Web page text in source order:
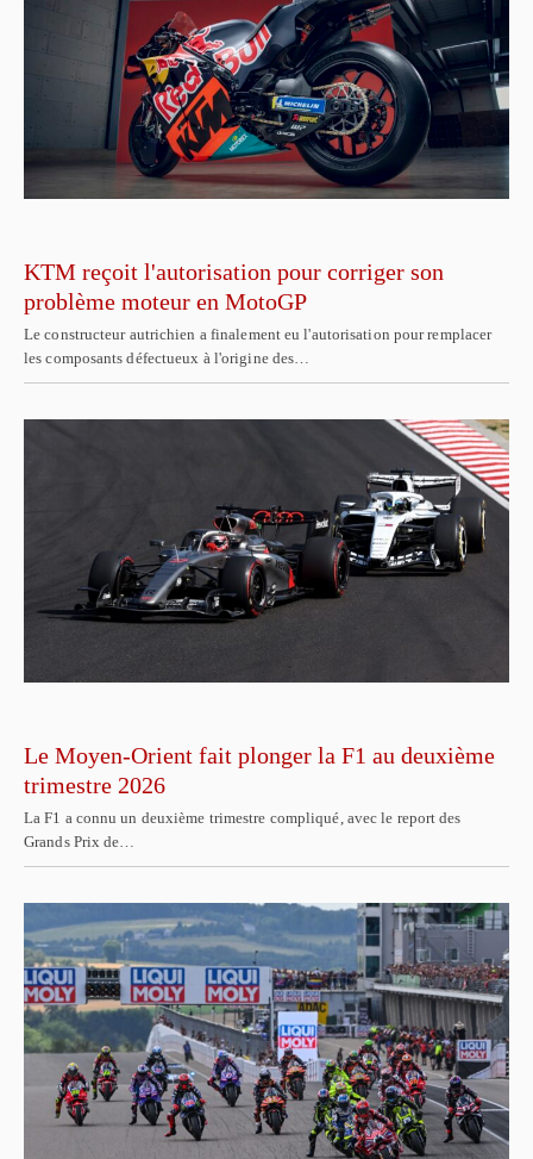
KTM reçoit l'autorisation pour corriger son
problème moteur en MotoGP
Le constructeur autrichien a finalement eu l'autorisation pour remplacer
les composants défectueux à l'origine des…
Le Moyen-Orient fait plonger la F1 au deuxième
trimestre 2026
La F1 a connu un deuxième trimestre compliqué, avec le report des
Grands Prix de…